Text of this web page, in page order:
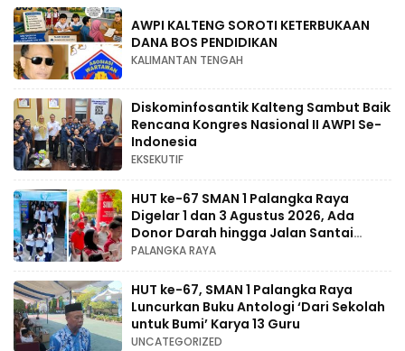
AWPI KALTENG SOROTI KETERBUKAAN
DANA BOS PENDIDIKAN
KALIMANTAN TENGAH
Diskominfosantik Kalteng Sambut Baik
Rencana Kongres Nasional II AWPI Se-
Indonesia
EKSEKUTIF
HUT ke-67 SMAN 1 Palangka Raya
Digelar 1 dan 3 Agustus 2026, Ada
Donor Darah hingga Jalan Santai
Berhadiah Doorprize
PALANGKA RAYA
HUT ke-67, SMAN 1 Palangka Raya
Luncurkan Buku Antologi ‘Dari Sekolah
untuk Bumi’ Karya 13 Guru
UNCATEGORIZED